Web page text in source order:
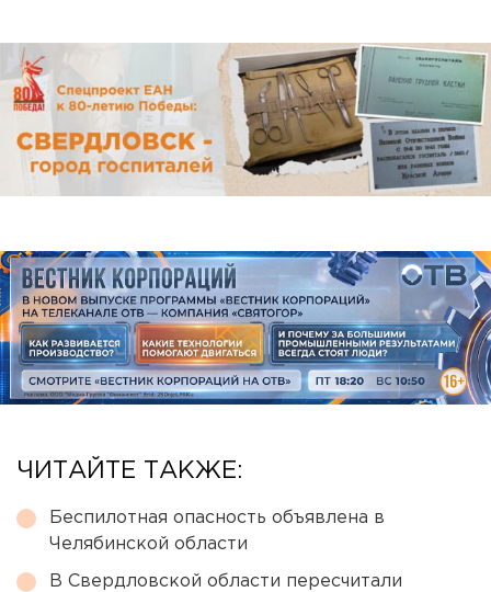
ЧИТАЙТЕ ТАКЖЕ:
Беспилотная опасность объявлена в
Челябинской области
В Свердловской области пересчитали